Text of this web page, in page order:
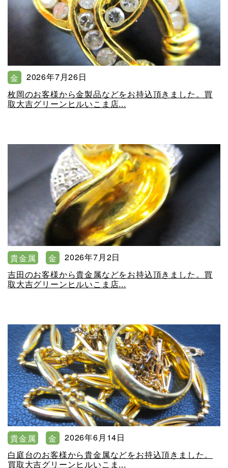
金
2026年7月26日
枚岡のお客様から金製品などをお持込頂きました。買
取大吉グリーンヒルいこま店...
貴金属 金
2026年7月2日
吉田のお客様から貴金属などをお持込頂きました。買
取大吉グリーンヒルいこま店...
貴金属 金
2026年6月14日
白庭台のお客様から貴金属などをお持込頂きました。
買取大吉グリーンヒルいこま...